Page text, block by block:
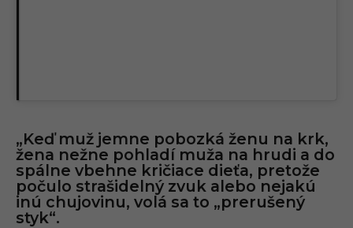
„Keď muž jemne pobozká ženu na krk,
žena nežne pohladí muža na hrudi a do
spálne vbehne kričiace dieťa, pretože
počulo strašidelný zvuk alebo nejakú
inú chujovinu, volá sa to „prerušený
styk“.